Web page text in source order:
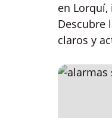
en
Descubre
claros y